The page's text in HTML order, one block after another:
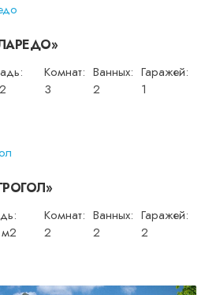
Комнат:
3
Ванных:
2
Гаражей:
1
Комнат:
2
Ванных:
2
Гаражей:
2